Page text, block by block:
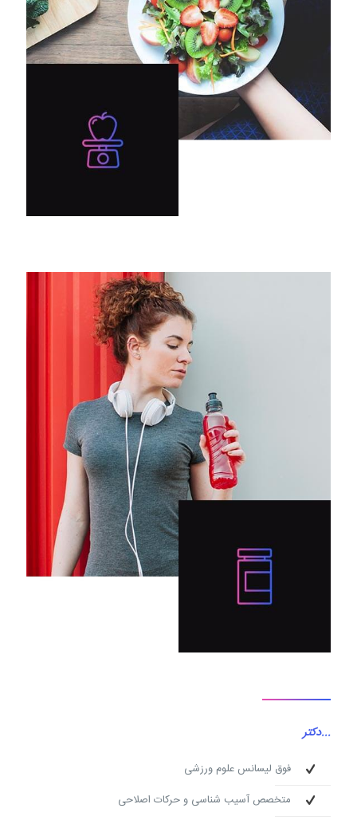
...دکتر
فوق لیسانس علوم ورزشی
متخصص آسیب شناسی و حركات اصلاحی